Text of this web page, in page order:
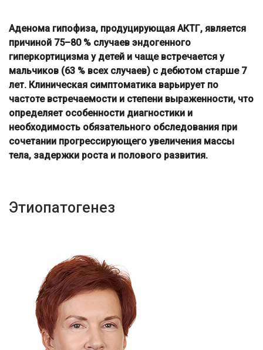
Аденома гипофиза, продуцирующая АКТГ, является
причиной 75–80 % случаев эндогенного
гиперкортицизма у детей и чаще встречается у
мальчиков (63 % всех случаев) с дебютом старше 7
лет. Клиническая симптоматика варьирует по
частоте встречаемости и степени выраженности, что
определяет особенности диагностики и
необходимость обязательного обследования при
сочетании прогрессирующего увеличения массы
тела, задержки роста и полового развития.
Этиопатогенез